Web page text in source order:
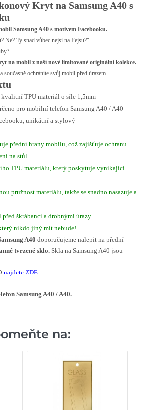
Kryt na Samsung A40 s
Samsung A40 s motivem Facebooku.
Ne? Ty snad vůbec nejsi na Fejsu?"
na mobil z naší nové limitované originální kolekce.
současně ochráníte svůj mobil před úrazem.
kvalitní TPU materiál o síle 1,5mm
pro mobilní telefon Samsung A40 / A40
unikátní a stylový
přední hrany mobilu, což zajišťuje ochranu
na stůl.
TPU materiálu, který poskytuje vynikající
pružnost materiálu, takže se snadno nasazuje a
před škrábanci a drobnými úrazy.
nikdo jiný mít nebude!
A40 doporučujeme nalepit na přední
tvrzené sklo. Skla na Samsung A40 jsou
najdete ZDE.
Samsung A40 / A40.
na: